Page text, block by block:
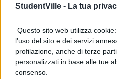
StudentVille - La tua
Questo sito web utilizza
l'uso del sito e dei servizi
profilazione, anche di terze
personalizzati in base alle tue
consenso.
Solo: A Star Wars Story
Miglior fotografia
Cold War
La favorita